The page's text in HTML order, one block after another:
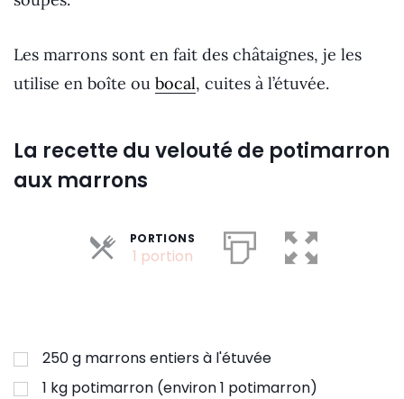
Les marrons sont en fait des châtaignes, je les
utilise en boîte ou bocal, cuites à l’étuvée.
La recette du velouté de potimarron
aux marrons
PORTIONS
1 portionParts
250g marrons entiers à l'étuvée
1 kg potimarron (environ 1 potimarron)